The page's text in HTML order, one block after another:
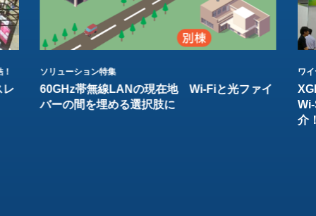
レ
ソリューション特集
60GHz帯無線LANの現在地 Wi-Fiと光ファイ
バーの間を埋める選択肢に
ワ
介